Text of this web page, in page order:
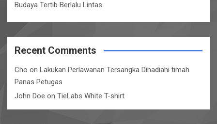
Budaya Tertib Berlalu Lintas
Recent Comments
Cho on Lakukan Perlawanan Tersangka Dihadiahi timah
Panas Petugas
John Doe on TieLabs White T-shirt